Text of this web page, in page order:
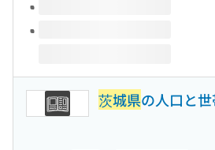
茨城県の人口と